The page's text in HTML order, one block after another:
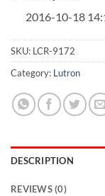
2016-10-18
SKU: LCR-9172
Category: Lutron
DESCRIPTION
REVIEWS (0)